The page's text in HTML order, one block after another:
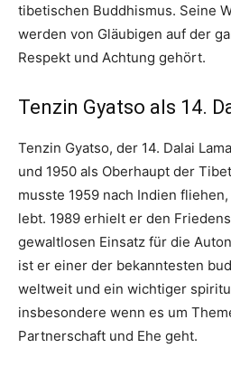
tibetischen Buddhismus. Seine
werden von Gläubigen auf der
Respekt und Achtung gehört.
Tenzin Gyatso als 14.
Tenzin Gyatso, der 14. Dalai
und 1950 als Oberhaupt der
musste 1959 nach Indien
lebt. 1989 erhielt er den
gewaltlosen Einsatz für die
ist er einer der bekanntesten
weltweit und ein wichtiger
insbesondere wenn es um
Partnerschaft und Ehe geht.